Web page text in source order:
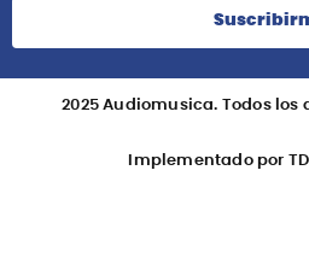
2025 Audiomusica. Todos los
Implementado por